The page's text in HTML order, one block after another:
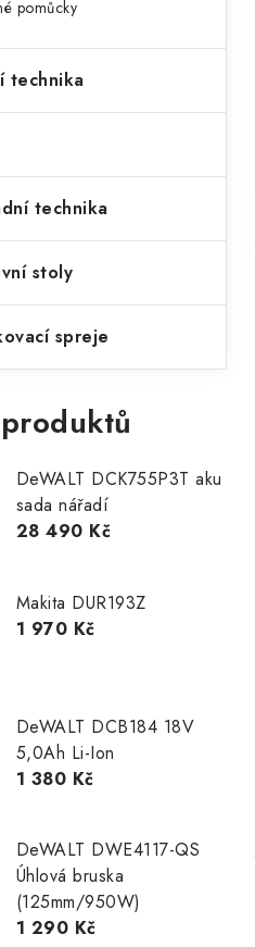
pomůcky
technika
technika
stoly
spreje
DeWALT DCK755P3T aku
sada nářadí
28 490 Kč
Makita DUR193Z
1 970 Kč
DeWALT DCB184 18V
5,0Ah Li-Ion
1 380 Kč
DeWALT DWE4117-QS
Úhlová bruska
(125mm/950W)
1 290 Kč